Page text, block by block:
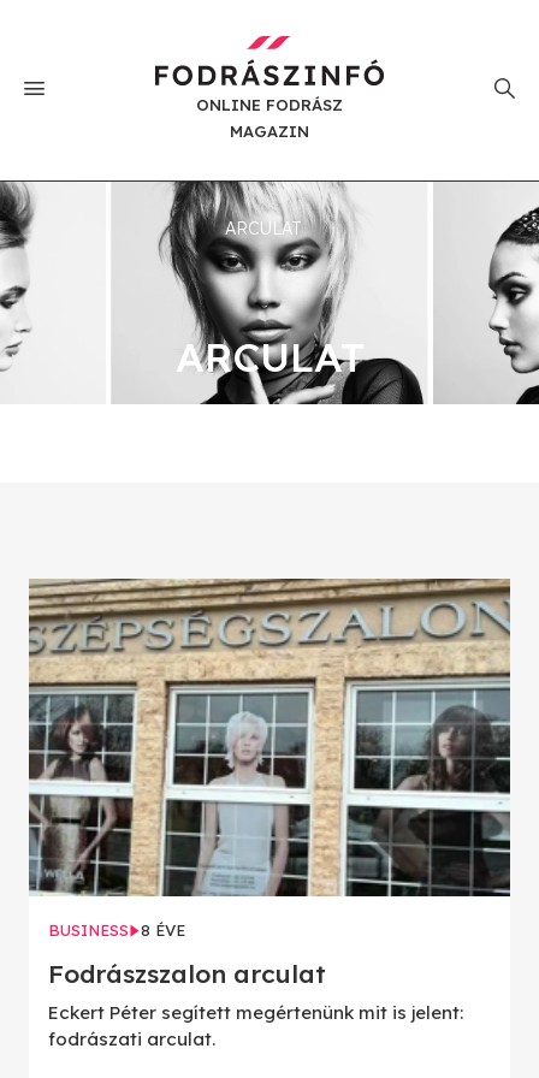
ONLINE FODRÁSZ
MAGAZIN
ARCULAT
ARCULAT
BUSINESS 8 ÉVE
Fodrászszalon arculat
Eckert Péter segített megértenünk mit is jelent:
fodrászati arculat.